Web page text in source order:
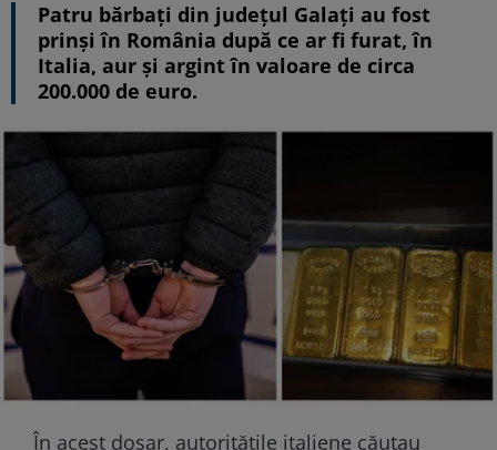
Patru bărbați din județul Galați au fost
prinși în România după ce ar fi furat, în
Italia, aur și argint în valoare de circa
200.000 de euro.
În acest dosar, autoritățile italiene căutau